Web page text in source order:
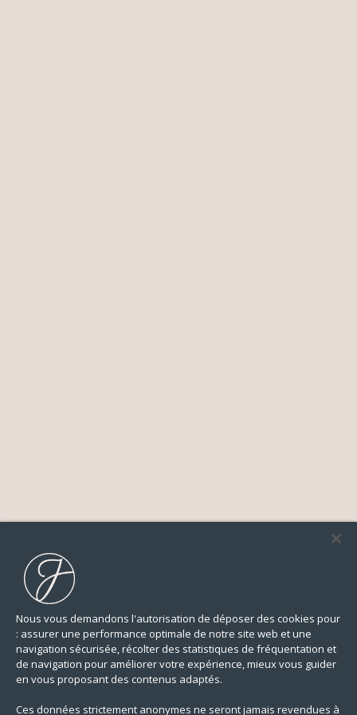
Nous vous demandons l'autorisation de déposer des cookies pour
: assurer une performance optimale de notre site web et une
navigation sécurisée, récolter des statistiques de fréquentation et
de navigation pour améliorer votre expérience, mieux vous guider
en vous proposant des contenus adaptés.
Ces données strictement anonymes ne seront jamais revendues à